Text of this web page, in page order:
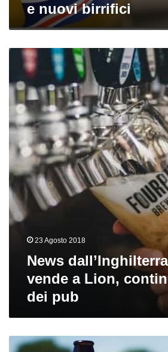
e nuovi birrifici
News
dall’Inghilterra:
Fourpure
vende
Lion,
continua
la
crisi
dei
23 Agosto 2018
News
vende a Lion,
dei pub
News